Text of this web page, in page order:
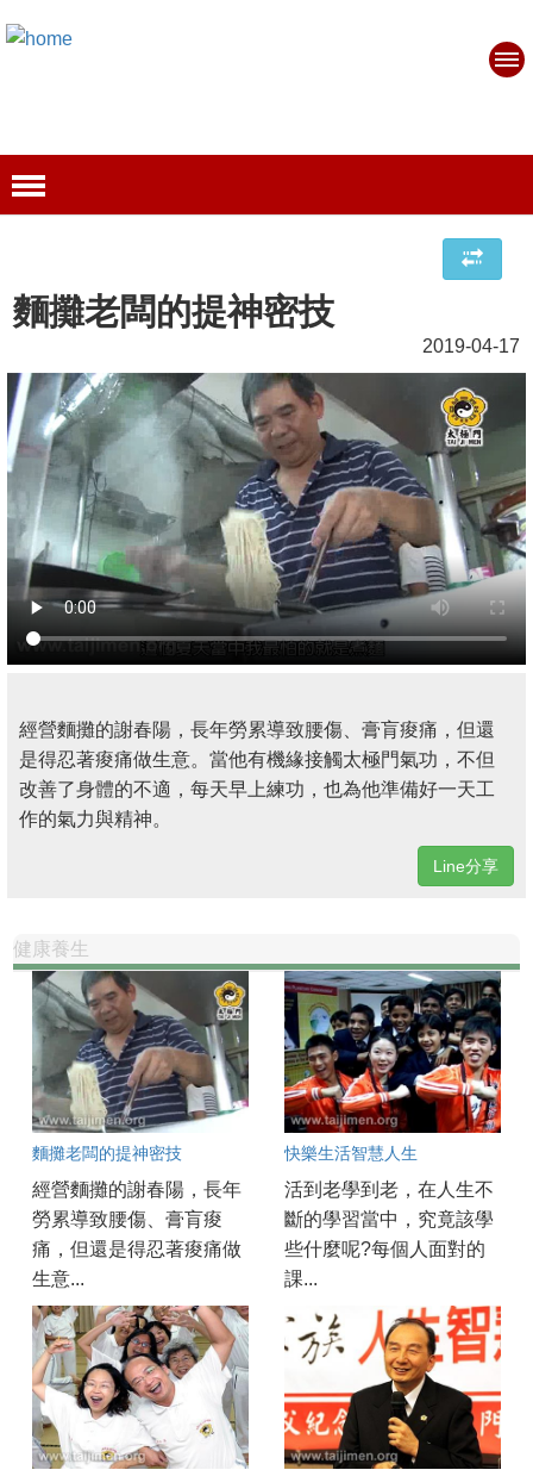
麵攤老闆的提神密技
2019-04-17
經營麵攤的謝春陽，長年勞累導致腰傷、膏肓痠痛，但還
是得忍著痠痛做生意。當他有機緣接觸太極門氣功，不但
改善了身體的不適，每天早上練功，也為他準備好一天工
作的氣力與精神。
Line分享
健康養生
麵攤老闆的提神密技
經營麵攤的謝春陽，長年
勞累導致腰傷、膏肓痠
痛，但還是得忍著痠痛做
生意...
快樂生活智慧人生
活到老學到老，在人生不
斷的學習當中，究竟該學
些什麼呢?每個人面對的
課...